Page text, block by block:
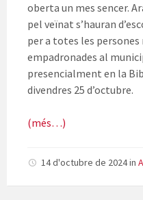
oberta un mes sencer.
pel veïnat s’hauran
per a totes les persones
empadronades al
presencialment en la
divendres 25 d’octubre.
(més…)
14 d'octubre de 2024in